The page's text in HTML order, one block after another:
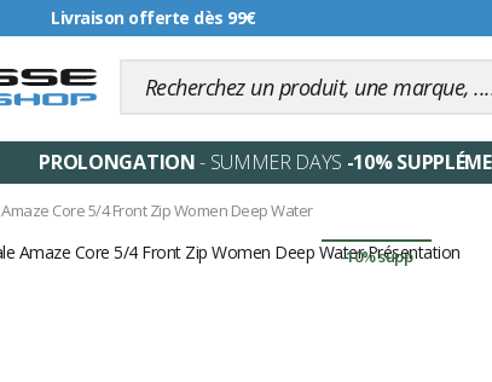
Livraison offerte dès 99€
PROLONGATION- SUMMER DAYS -10%
Amaze Core 5/4 Front Zip Women Deep Water
-10% supp